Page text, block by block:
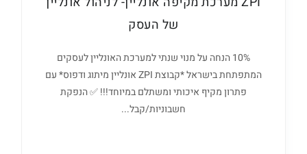
של העסק
10% הנחה על מנוי שנתי למערכת האונליין לעסקים
המתפתחת בישראל *קבוצת ZPI אונליין מיתוג ודפוס* עם
פתרון מקיף איכותי ומשתלם במיוחד!!! ✅ הנפקת
חשבוניות/קבל...